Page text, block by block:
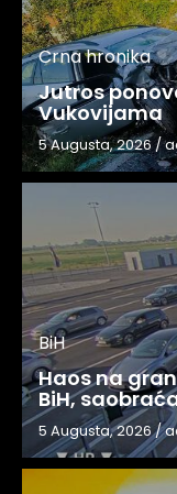
Crna hronika
Jutros
Vukovijama
5 Augusta, 2026/
BiH
Haos na
BiH,
5 Augusta, 2026/